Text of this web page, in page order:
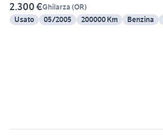
2.300 €Ghilarza (OR)
Usato
05/2005 200000 Km Benzina